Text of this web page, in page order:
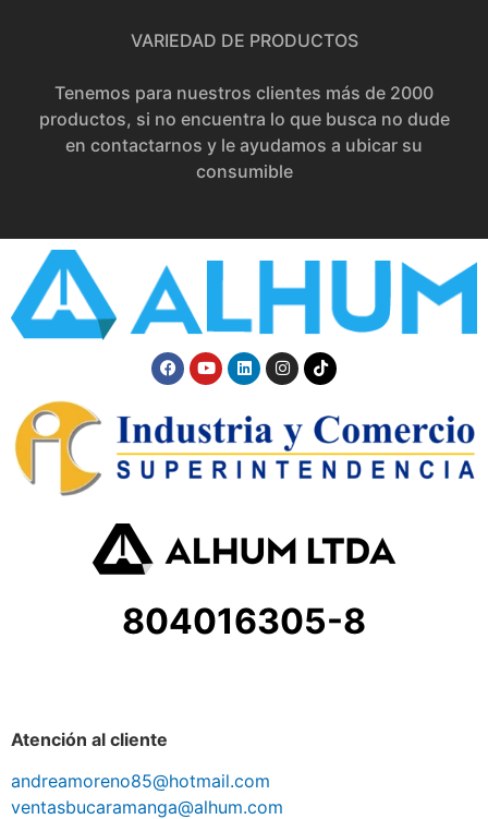
VARIEDAD DE PRODUCTOS
Tenemos para nuestros clientes más de 2000
productos, si no encuentra lo que busca no dude
en contactarnos y le ayudamos a ubicar su
consumible
804016305-8
Atención al cliente
andreamoreno85@hotmail.com
ventasbucaramanga@alhum.com